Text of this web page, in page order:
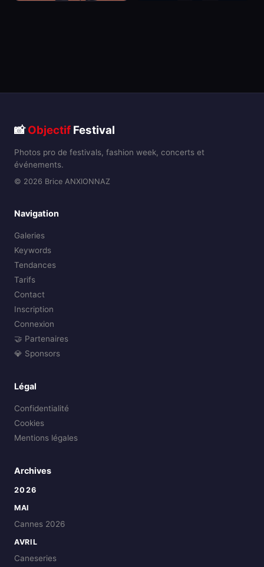
📸Objectif Festival
Photos pro de festivals, fashion week, concerts et
événements.
© 2026 Brice ANXIONNAZ
Navigation
Galeries
Keywords
Tendances
Tarifs
Contact
Inscription
Connexion
🤝 Partenaires
💎 Sponsors
Légal
Confidentialité
Cookies
Mentions légales
Archives
2026
MAI
Cannes 2026
AVRIL
Caneseries